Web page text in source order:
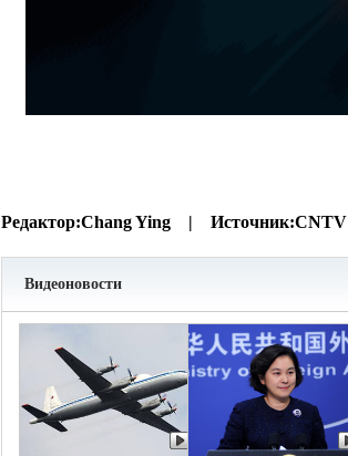
Редактор:Chang Ying | Источник:CNTV
Видеоновости